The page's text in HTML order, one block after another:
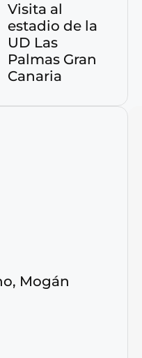
Visita al
estadio de la
UD Las
Palmas Gran
Canaria
Mogán